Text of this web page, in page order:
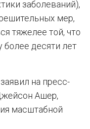
заболеваний),
мер,
тяжелее той, что
десяти лет
на пресс-
Ашер,
масштабной